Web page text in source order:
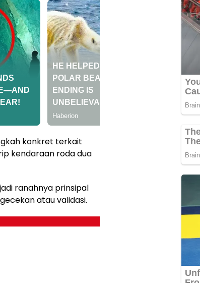
konkret terkait
kendaraan roda dua
ranahnya prinsipal
atau validasi.